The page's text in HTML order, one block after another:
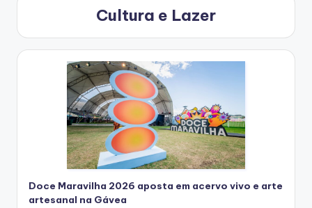
Cultura e Lazer
Doce Maravilha 2026 aposta em acervo vivo e arte
artesanal na Gávea